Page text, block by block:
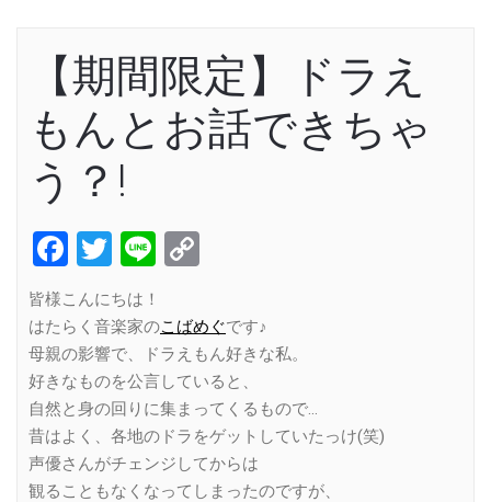
【期間限定】ドラえ
もんとお話できちゃ
う？!
Facebook
Twitter
Line
皆様こんにちは！
はたらく音楽家のこばめぐです♪
母親の影響で、ドラえもん好きな私。
好きなものを公言していると、
自然と身の回りに集まってくるもので…
昔はよく、各地のドラをゲットしていたっけ(笑)
声優さんがチェンジしてからは
観ることもなくなってしまったのですが、